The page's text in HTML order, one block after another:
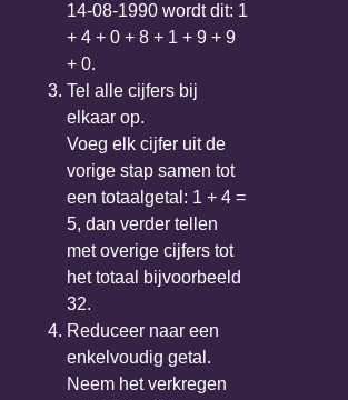
14-08-1990 wordt dit: 1
+ 4 + 0 + 8 + 1 + 9 + 9
+ 0.
Tel alle cijfers bij
elkaar op.
Voeg elk cijfer uit de
vorige stap samen tot
een totaalgetal: 1 + 4 =
5, dan verder tellen
met overige cijfers tot
het totaal bijvoorbeeld
32.
Reduceer naar een
enkelvoudig getal.
Neem het verkregen